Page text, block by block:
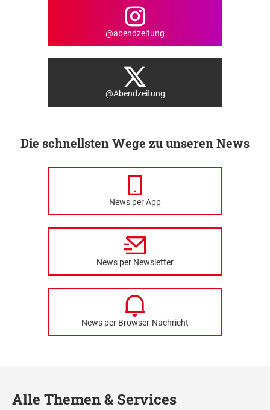
@abendzeitung
@Abendzeitung
Die schnellsten Wege zu unseren News
News per App
News per Newsletter
News per Browser-Nachricht
Alle Themen & Services